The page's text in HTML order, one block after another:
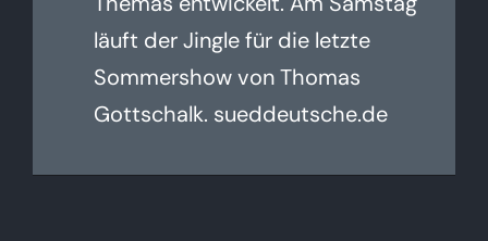
läuft der Jingle für die letzte
Sommershow von Thomas
Gottschalk. sueddeutsche.de